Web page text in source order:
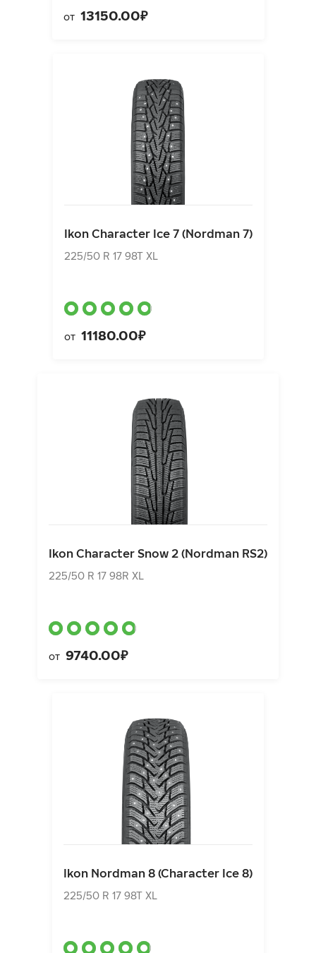
от 13150.00₽
Ikon Character Ice 7 (Nordman 7)
225/50 R 17 98T XL
от 11180.00₽
Ikon Character Snow 2 (Nordman RS2)
225/50 R 17 98R XL
от 9740.00₽
Ikon Nordman 8 (Character Ice 8)
225/50 R 17 98T XL
Ikon Character Ice 7 (Nordman 7)
225/50 R 17 98T XL
от11180.00₽
Ikon Character Snow 2 (Nordman RS2)
225/50 R 17 98R XL
от9740.00₽
Ikon Nordman 8 (Character Ice 8)
225/50 R 17 98T XL
от10066.00₽